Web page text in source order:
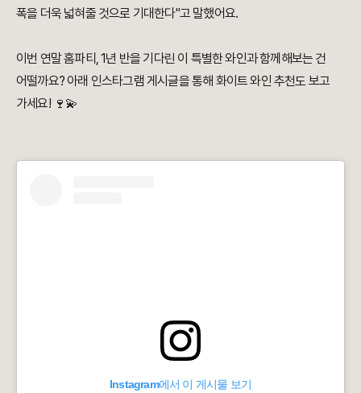
폭을 더욱 넓혀줄 것으로 기대한다"고 말했어요.
이번 연말 홈파티, 1년 반을 기다린 이 특별한 와인과 함께해보는 건
어떨까요? 아래 인스타그램 게시글을 통해 화이트 와인 추천도 보고
가세요! 🍷💫
Instagram에서 이 게시물 보기